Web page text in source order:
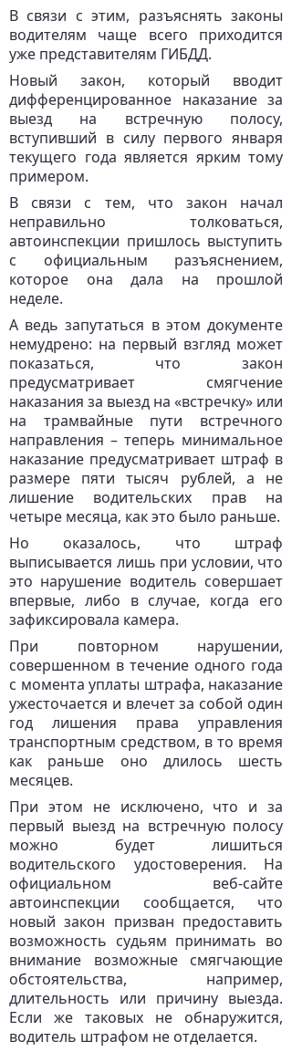
В связи с этим, разъяснять законы
водителям чаще всего приходится
уже представителям ГИБДД.
Новый закон, который вводит
дифференцированное наказание за
выезд на встречную полосу,
вступивший в силу первого января
текущего года является ярким тому
примером.
В связи с тем, что закон начал
неправильно толковаться,
автоинспекции пришлось выступить
с официальным разъяснением,
которое она дала на прошлой
неделе.
А ведь запутаться в этом документе
немудрено: на первый взгляд может
показаться, что закон
предусматривает смягчение
наказания за выезд на «встречку» или
на трамвайные пути встречного
направления – теперь минимальное
наказание предусматривает штраф в
размере пяти тысяч рублей, а не
лишение водительских прав на
четыре месяца, как это было раньше.
Но оказалось, что штраф
выписывается лишь при условии, что
это нарушение водитель совершает
впервые, либо в случае, когда его
зафиксировала камера.
При повторном нарушении,
совершенном в течение одного года
с момента уплаты штрафа, наказание
ужесточается и влечет за собой один
год лишения права управления
транспортным средством, в то время
как раньше оно длилось шесть
месяцев.
При этом не исключено, что и за
первый выезд на встречную полосу
можно будет лишиться
водительского удостоверения. На
официальном веб-сайте
автоинспекции сообщается, что
новый закон призван предоставить
возможность судьям принимать во
внимание возможные смягчающие
обстоятельства, например,
длительность или причину выезда.
Если же таковых не обнаружится,
водитель штрафом не отделается.